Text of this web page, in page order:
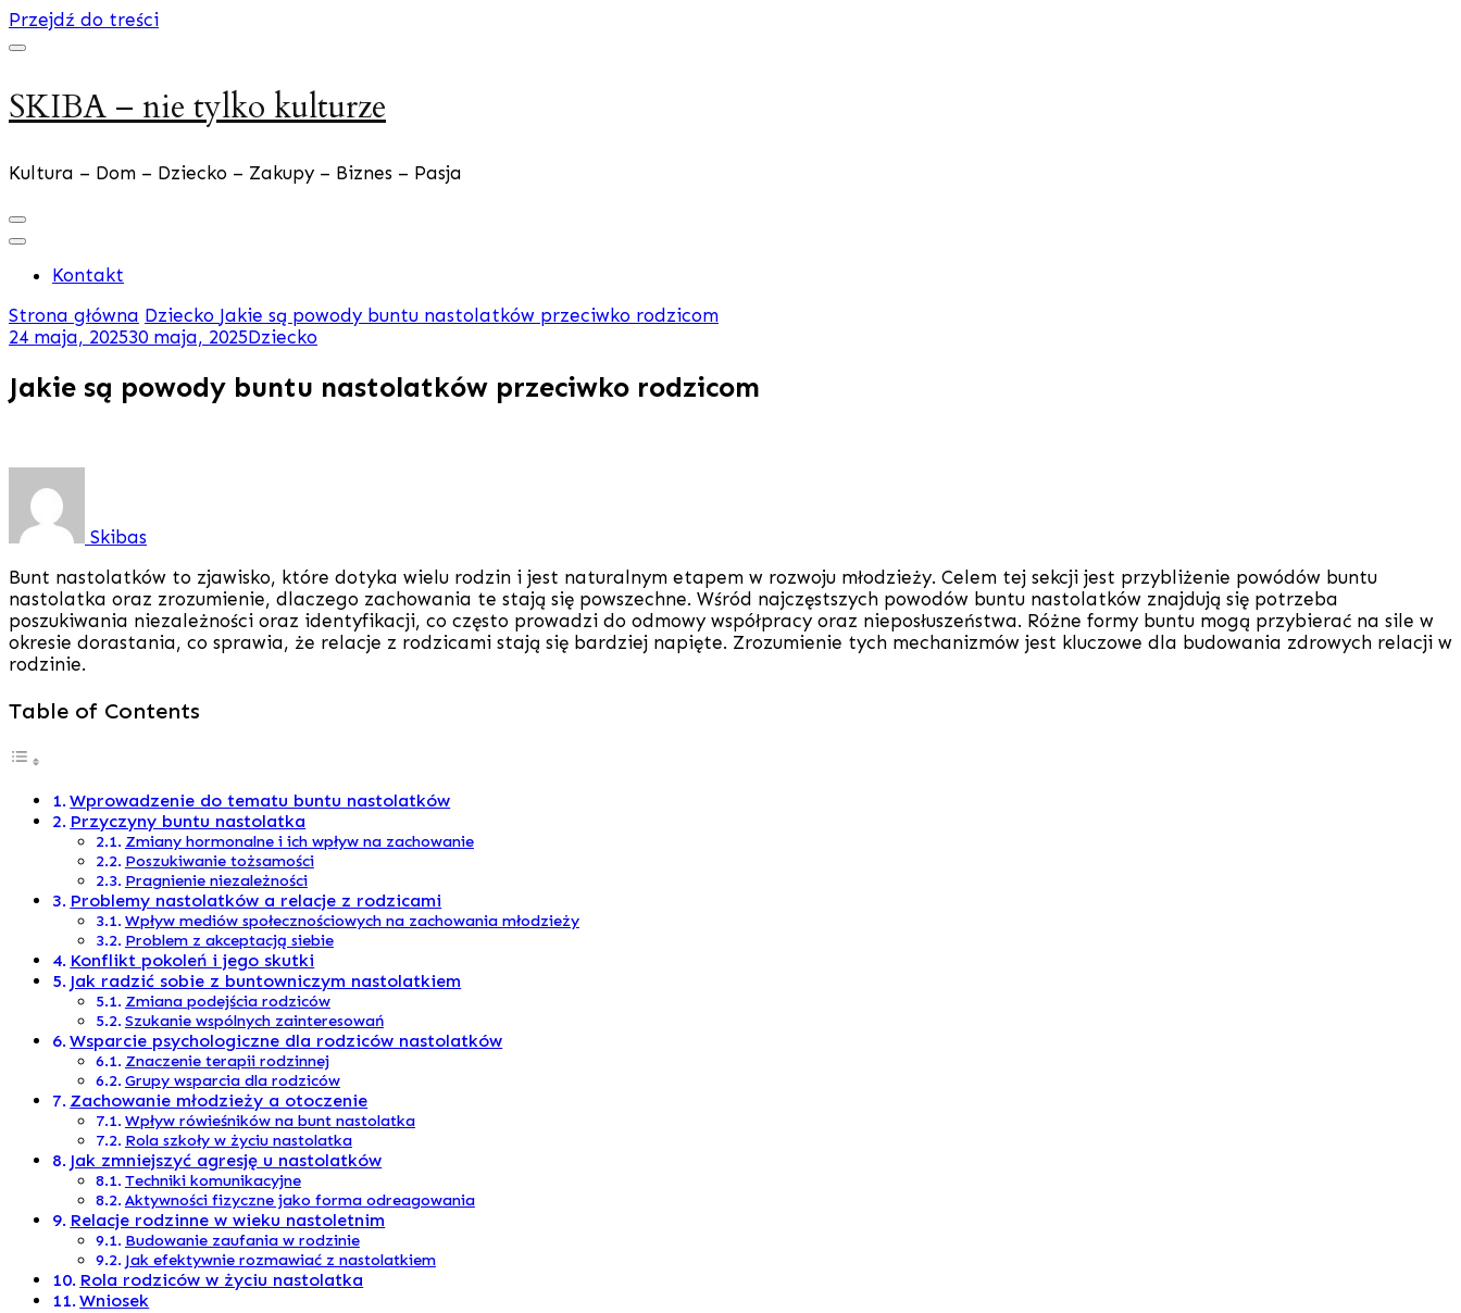
Przejdź do treści
SKIBA – nie tylko kulturze
Kultura – Dom – Dziecko – Zakupy – Biznes – Pasja
Kontakt
Strona główna Dziecko Jakie są powody buntu nastolatków przeciwko rodzicom
24 maja, 202530 maja, 2025Dziecko
Jakie są powody buntu nastolatków przeciwko rodzicom
Skibas
Bunt nastolatków to zjawisko, które dotyka wielu rodzin i jest naturalnym etapem w rozwoju młodzieży. Celem tej sekcji jest przybliżenie powódów buntu
nastolatka oraz zrozumienie, dlaczego zachowania te stają się powszechne. Wśród najczęstszych powodów buntu nastolatków znajdują się potrzeba
poszukiwania niezależności oraz identyfikacji, co często prowadzi do odmowy współpracy oraz nieposłuszeństwa. Różne formy buntu mogą przybierać na sile w
okresie dorastania, co sprawia, że relacje z rodzicami stają się bardziej napięte. Zrozumienie tych mechanizmów jest kluczowe dla budowania zdrowych relacji w
rodzinie.
Table of Contents
Wprowadzenie do tematu buntu nastolatków
Przyczyny buntu nastolatka
Zmiany hormonalne i ich wpływ na zachowanie
Poszukiwanie tożsamości
Pragnienie niezależności
Problemy nastolatków a relacje z rodzicami
Wpływ mediów społecznościowych na zachowania młodzieży
Problem z akceptacją siebie
Konflikt pokoleń i jego skutki
Jak radzić sobie z buntowniczym nastolatkiem
Zmiana podejścia rodziców
Szukanie wspólnych zainteresowań
Wsparcie psychologiczne dla rodziców nastolatków
Znaczenie terapii rodzinnej
Grupy wsparcia dla rodziców
Zachowanie młodzieży a otoczenie
Wpływ rówieśników na bunt nastolatka
Rola szkoły w życiu nastolatka
Jak zmniejszyć agresję u nastolatków
Techniki komunikacyjne
Aktywności fizyczne jako forma odreagowania
Relacje rodzinne w wieku nastoletnim
Budowanie zaufania w rodzinie
Jak efektywnie rozmawiać z nastolatkiem
Rola rodziców w życiu nastolatka
Wniosek